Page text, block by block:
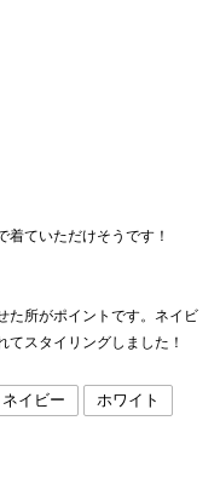
ていただけそうです！
た所がポイントです。ネイビ
スタイリングしました！
ネイビー ホワイト